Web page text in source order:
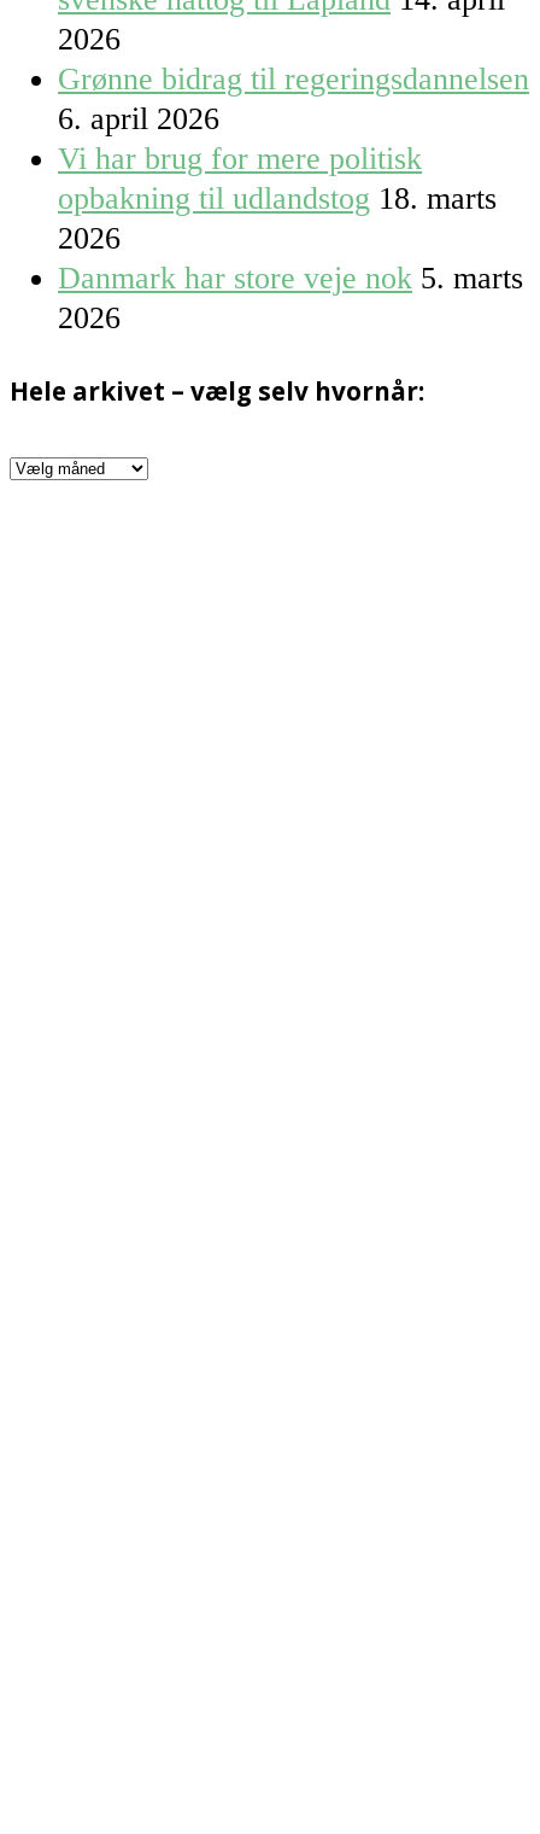
2026
Grønne bidrag til regeringsdannelsen
6. april 2026
Vi har brug for mere politisk
opbakning til udlandstog 18. marts
2026
Danmark har store veje nok 5. marts
2026
Hele arkivet – vælg selv hvornår:
Hele